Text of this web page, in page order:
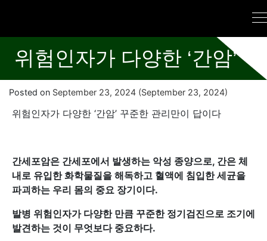
위험인자가 다양한 ‘간암’
Posted on September 23, 2024 (September 23, 2024)
위험인자가 다양한 ‘간암’ 꾸준한 관리만이 답이다
간세포암은 간세포에서 발생하는 악성 종양으로, 간은 체
내로 유입한 화학물질을 해독하고 혈액에 침입한 세균을
파괴하는 우리 몸의 중요 장기이다.
발병 위험인자가 다양한 만큼 꾸준한 정기검진으로 조기에
발견하는 것이 무엇보다 중요하다.